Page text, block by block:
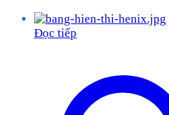
Đọc tiếp